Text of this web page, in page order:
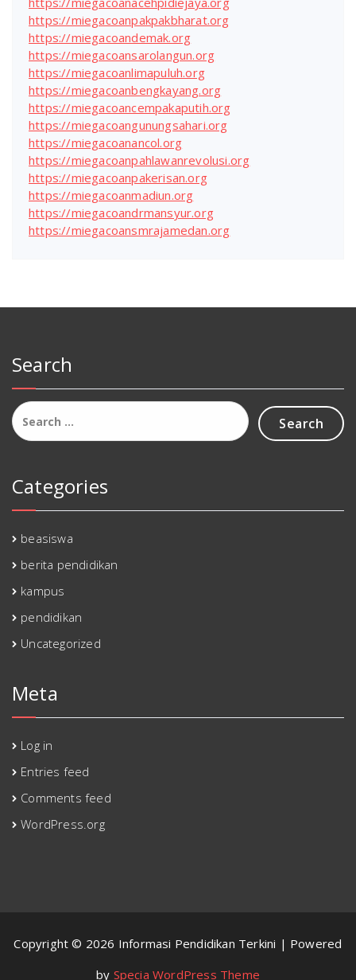
https://miegacoanpakpakbharat.org
https://miegacoandemak.org
https://miegacoansarolangun.org
https://miegacoanlimapuluh.org
https://miegacoanbengkayang.org
https://miegacoancempakaputih.org
https://miegacoangunungsahari.org
https://miegacoanancol.org
https://miegacoanpahlawanrevolusi.org
https://miegacoanpakerisan.org
https://miegacoanmadiun.org
https://miegacoandrmansyur.org
https://miegacoansmrajamedan.org
Search
Search
for:
Categories
beasiswa
berita pendidikan
kampus
pendidikan
Uncategorized
Meta
Log in
Entries feed
Comments feed
WordPress.org
Copyright © 2026 Informasi Pendidikan Terkini | Powered
by Specia WordPress Theme